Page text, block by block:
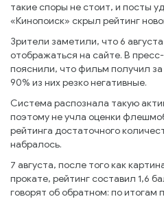
такие споры не стоит, и посты
«Кинопоиск» скрыл рейтинг
Зрители заметили, что 6
отображаться на сайте. В
пояснили, что фильм получил
90% из них резко негативные.
Система распознала такую
поэтому не учла оценки
рейтинга достаточного
набралось.
7 августа, после того как
прокате, рейтинг составил 1,6
говорят об обратном: по итогам